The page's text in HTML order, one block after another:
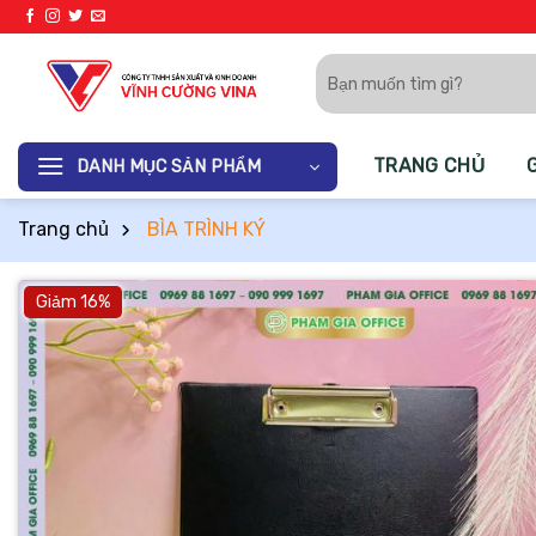
qua
Tìm
kiếm:
DANH MỤC SẢN PHẨM TRANG CHỦ
Trang chủ BÌA TRÌNH KÝ
Giảm 16%